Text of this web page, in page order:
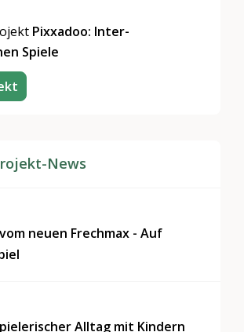
Pixxadoo: Inter-
Spiele
News
neuen Frechmax - Auf
Alltag mit Kindern